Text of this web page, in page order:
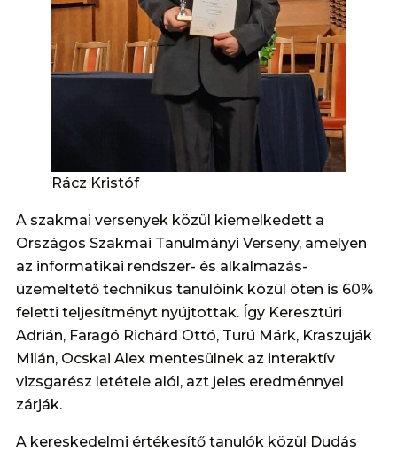
Rácz Kristóf
A szakmai versenyek közül kiemelkedett a
Országos Szakmai Tanulmányi Verseny, amelyen
az informatikai rendszer- és alkalmazás-
üzemeltető technikus tanulóink közül öten is 60%
feletti teljesítményt nyújtottak. Így Keresztúri
Adrián, Faragó Richárd Ottó, Turú Márk, Kraszuják
Milán, Ocskai Alex mentesülnek az interaktív
vizsgarész letétele alól, azt jeles eredménnyel
zárják.
A kereskedelmi értékesítő tanulók közül Dudás